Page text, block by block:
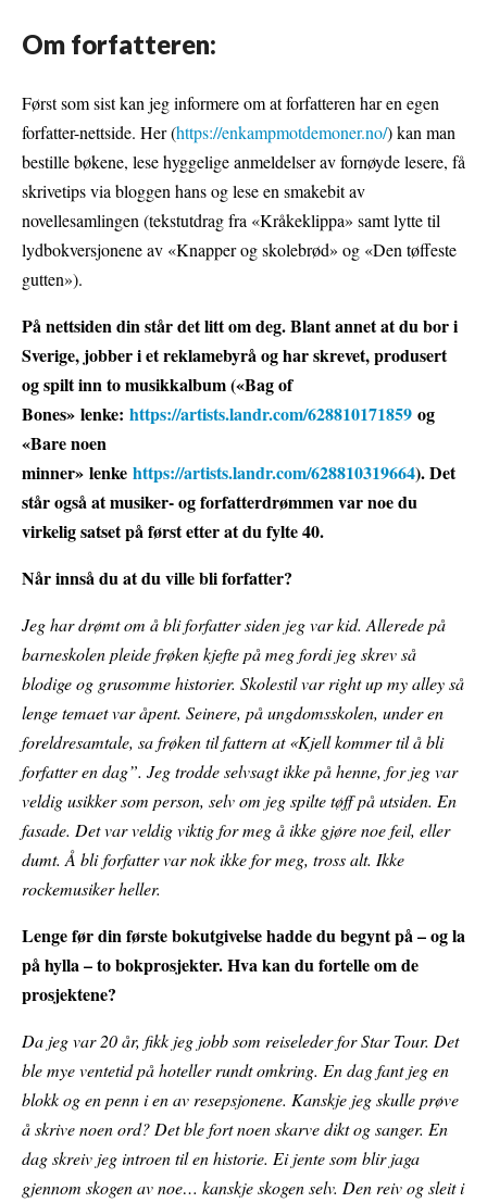
Om forfatteren:
Først som sist kan jeg informere om at forfatteren har en egen
forfatter-nettside. Her (https://enkampmotdemoner.no/) kan man
bestille bøkene, lese hyggelige anmeldelser av fornøyde lesere, få
skrivetips via bloggen hans og lese en smakebit av
novellesamlingen (tekstutdrag fra «Kråkeklippa» samt lytte til
lydbokversjonene av «Knapper og skolebrød» og «Den tøffeste
gutten»).
På nettsiden din står det litt om deg. Blant annet at du bor i
Sverige, jobber i et reklamebyrå og har skrevet, produsert
og spilt inn to musikkalbum («Bag of
Bones» lenke: https://artists.landr.com/628810171859 og
«Bare noen
minner» lenke https://artists.landr.com/628810319664). Det
står også at musiker- og forfatterdrømmen var noe du
virkelig satset på først etter at du fylte 40.
Når innså du at du ville bli forfatter?
Jeg har drømt om å bli forfatter siden jeg var kid. Allerede på
barneskolen pleide frøken kjefte på meg fordi jeg skrev så
blodige og grusomme historier. Skolestil var right up my alley så
lenge temaet var åpent. Seinere, på ungdomsskolen, under en
foreldresamtale, sa frøken til fattern at «Kjell kommer til å bli
forfatter en dag”. Jeg trodde selvsagt ikke på henne, for jeg var
veldig usikker som person, selv om jeg spilte tøff på utsiden. En
fasade. Det var veldig viktig for meg å ikke gjøre noe feil, eller
dumt. Å bli forfatter var nok ikke for meg, tross alt. Ikke
rockemusiker heller.
Lenge før din første bokutgivelse hadde du begynt på – og la
på hylla – to bokprosjekter. Hva kan du fortelle om de
prosjektene?
Da jeg var 20 år, fikk jeg jobb som reiseleder for Star Tour. Det
ble mye ventetid på hoteller rundt omkring. En dag fant jeg en
blokk og en penn i en av resepsjonene. Kanskje jeg skulle prøve
å skrive noen ord? Det ble fort noen skarve dikt og sanger. En
dag skreiv jeg introen til en historie. Ei jente som blir jaga
gjennom skogen av noe… kanskje skogen selv. Den reiv og sleit i